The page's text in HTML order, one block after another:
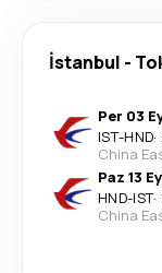
İstanbul -
Per 03
IST-HND·
China
Paz 13
HND-IST·
China